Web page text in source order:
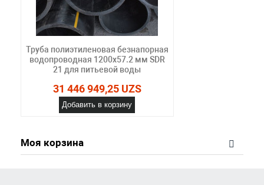
Труба полиэтиленовая безнапорная
водопроводная 1200х57.2 мм SDR
21 для питьевой воды
31 446 949,25 UZS
Добавить в корзину
Моя корзина